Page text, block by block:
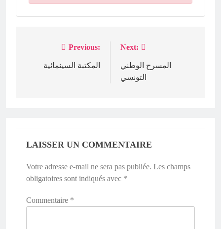
NavigationPrevious:
المكتبة السينمائية
Next:
المسرح الوطني
التونسي
LAISSER UN COMMENTAIRE
Votre adresse e-mail ne sera pas publiée. Les champs
obligatoires sont indiqués avec *
Commentaire *